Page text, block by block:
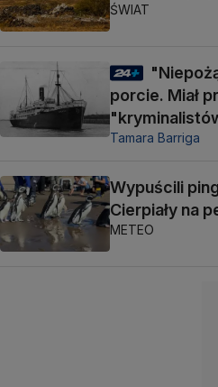
ŚWIAT
porcie. Miał
Tamara Barriga
Wypuścili
Cierpiały na
METEO